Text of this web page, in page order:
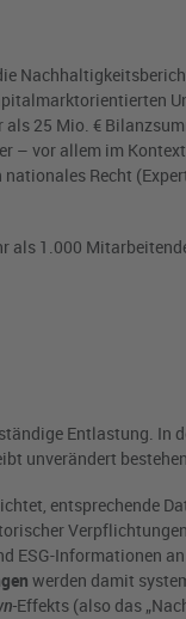
25 Mio. €
– vor allem im
nationales Recht
1.000
Entlastung. In
unverändert
entsprechende
ESG-Informationen
werden damit
Effekts (also das